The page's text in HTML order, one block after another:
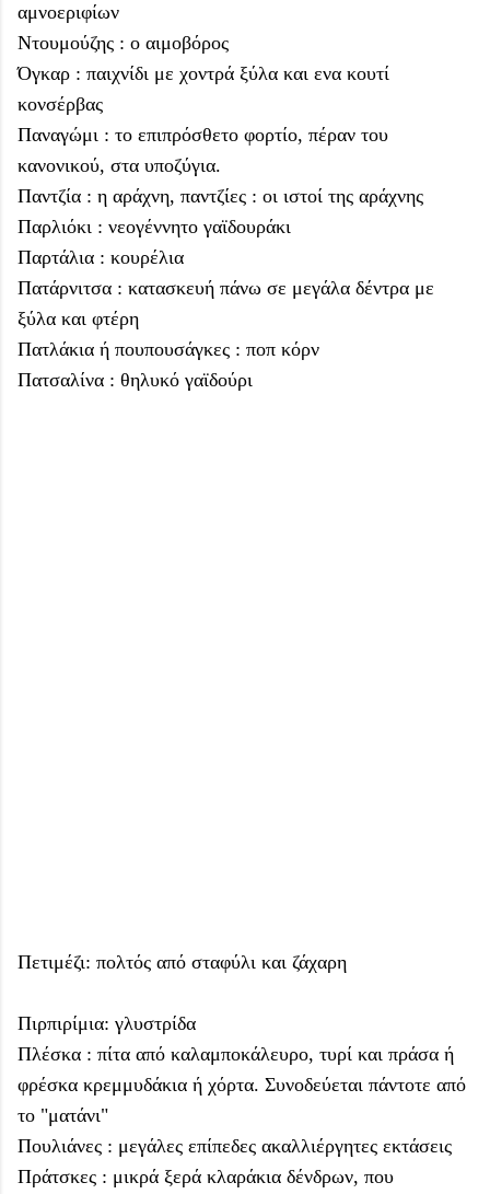
αμνοεριφίων
Ντουμούζης : ο αιμοβόρος
Όγκαρ : παιχνίδι με χοντρά ξύλα και ενα κουτί
κονσέρβας
Παναγώμι : το επιπρόσθετο φορτίο, πέραν του
κανονικού, στα υποζύγια.
Παντζία : η αράχνη, παντζίες : οι ιστοί της αράχνης
Παρλιόκι : νεογέννητο γαϊδουράκι
Παρτάλια : κουρέλια
Πατάρνιτσα : κατασκευή πάνω σε μεγάλα δέντρα με
ξύλα και φτέρη
Πατλάκια ή πουπουσάγκες : ποπ κόρν
Πατσαλίνα : θηλυκό γαϊδούρι
Πετιμέζι: πολτός από σταφύλι και ζάχαρη
Πιρπιρίμια: γλυστρίδα
Πλέσκα : πίτα από καλαμποκάλευρο, τυρί και πράσα ή
φρέσκα κρεμμυδάκια ή χόρτα. Συνοδεύεται πάντοτε από
το "ματάνι"
Πουλιάνες : μεγάλες επίπεδες ακαλλιέργητες εκτάσεις
Πράτσκες : μικρά ξερά κλαράκια δένδρων, που